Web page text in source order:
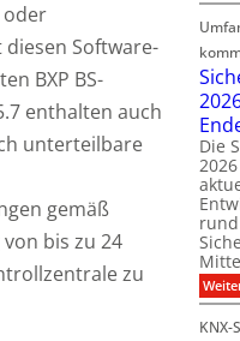
oder
Software-
BXP BS-
enthalten auch
unterteilbare
gemäß
bis zu 24
zu
Die